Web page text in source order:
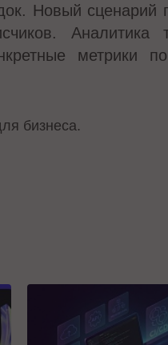
Новый сценарий
Аналитика
метрики по
бизнеса.